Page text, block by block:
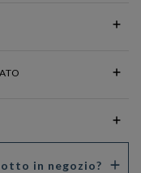
in negozio?